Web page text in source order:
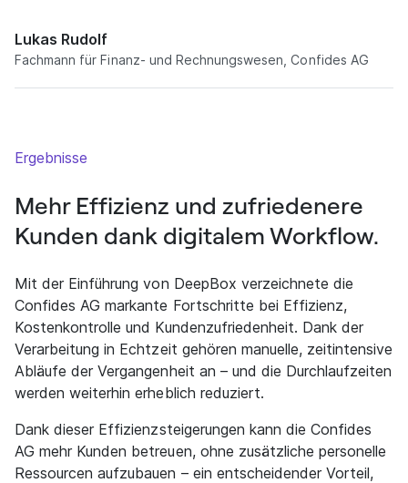
Lukas Rudolf
Fachmann für Finanz- und Rechnungswesen, Confides AG
Ergebnisse
Mehr Effizienz und zufriedenere
Kunden dank digitalem Workflow.
Mit der Einführung von DeepBox verzeichnete die
Confides AG markante Fortschritte bei Effizienz,
Kostenkontrolle und Kundenzufriedenheit. Dank der
Verarbeitung in Echtzeit gehören manuelle, zeitintensive
Abläufe der Vergangenheit an – und die Durchlaufzeiten
werden weiterhin erheblich reduziert.
Dank dieser Effizienzsteigerungen kann die Confides
AG mehr Kunden betreuen, ohne zusätzliche personelle
Ressourcen aufzubauen – ein entscheidender Vorteil,